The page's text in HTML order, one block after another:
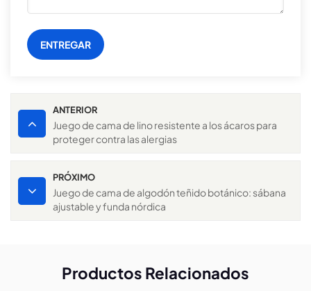
ENTREGAR
ANTERIOR
Juego de cama de lino resistente a los ácaros para
proteger contra las alergias
PRÓXIMO
Juego de cama de algodón teñido botánico: sábana
ajustable y funda nórdica
Productos Relacionados